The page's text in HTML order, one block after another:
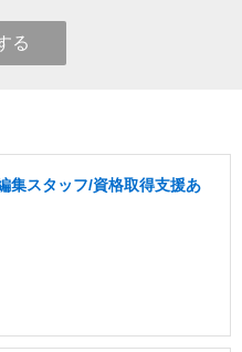
る
集スタッフ/資格取得支援あ